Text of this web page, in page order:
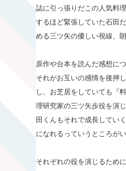
誌に引っ張りだこの人気料
するほど緊張していた石田
める三ツ矢の優しい視線、
原作や台本を読んだ感想に
それがお互いの感情を後押
し、お芝居をしていても『
理研究家の三ツ矢歩役を演
田くんもそれで成長してい
になれるっていうところが
それぞれの役を演じるため